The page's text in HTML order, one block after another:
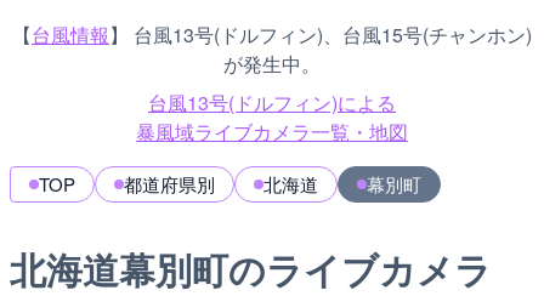
【台風情報】 台風13号(ドルフィン)、台風15号(チャンホン)
が発生中。
台風13号(ドルフィン)による
暴風域ライブカメラ一覧・地図
TOP 都道府県別 北海道 幕別町
北海道幕別町のライブカメラ